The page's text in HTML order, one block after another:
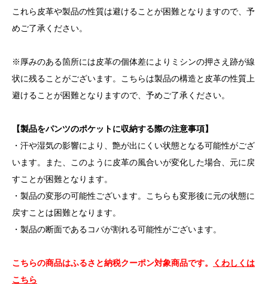
これら皮革や製品の性質は避けることが困難となりますので、予
めご了承ください。
※厚みのある箇所には皮革の個体差によりミシンの押さえ跡が線
状に残ることがございます。こちらは製品の構造と皮革の性質上
避けることが困難となりますので、予めご了承ください。
【製品をパンツのポケットに収納する際の注意事項】
・汗や湿気の影響により、艶が出にくい状態となる可能性がござ
います。また、このように皮革の風合いが変化した場合、元に戻
すことが困難となります。
・製品の変形の可能性ございます。こちらも変形後に元の状態に
戻すことは困難となります。
・製品の断面であるコバが割れる可能性がございます。
こちらの商品はふるさと納税クーポン対象商品です。
くわしくは
こちら